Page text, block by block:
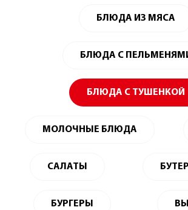
БЛЮДА ИЗ МЯСА
БЛЮДА С
БЛЮДА С ТУШЕНКОЙ
МОЛОЧНЫЕ БЛЮДА
САЛАТЫ
БУРГЕРЫ